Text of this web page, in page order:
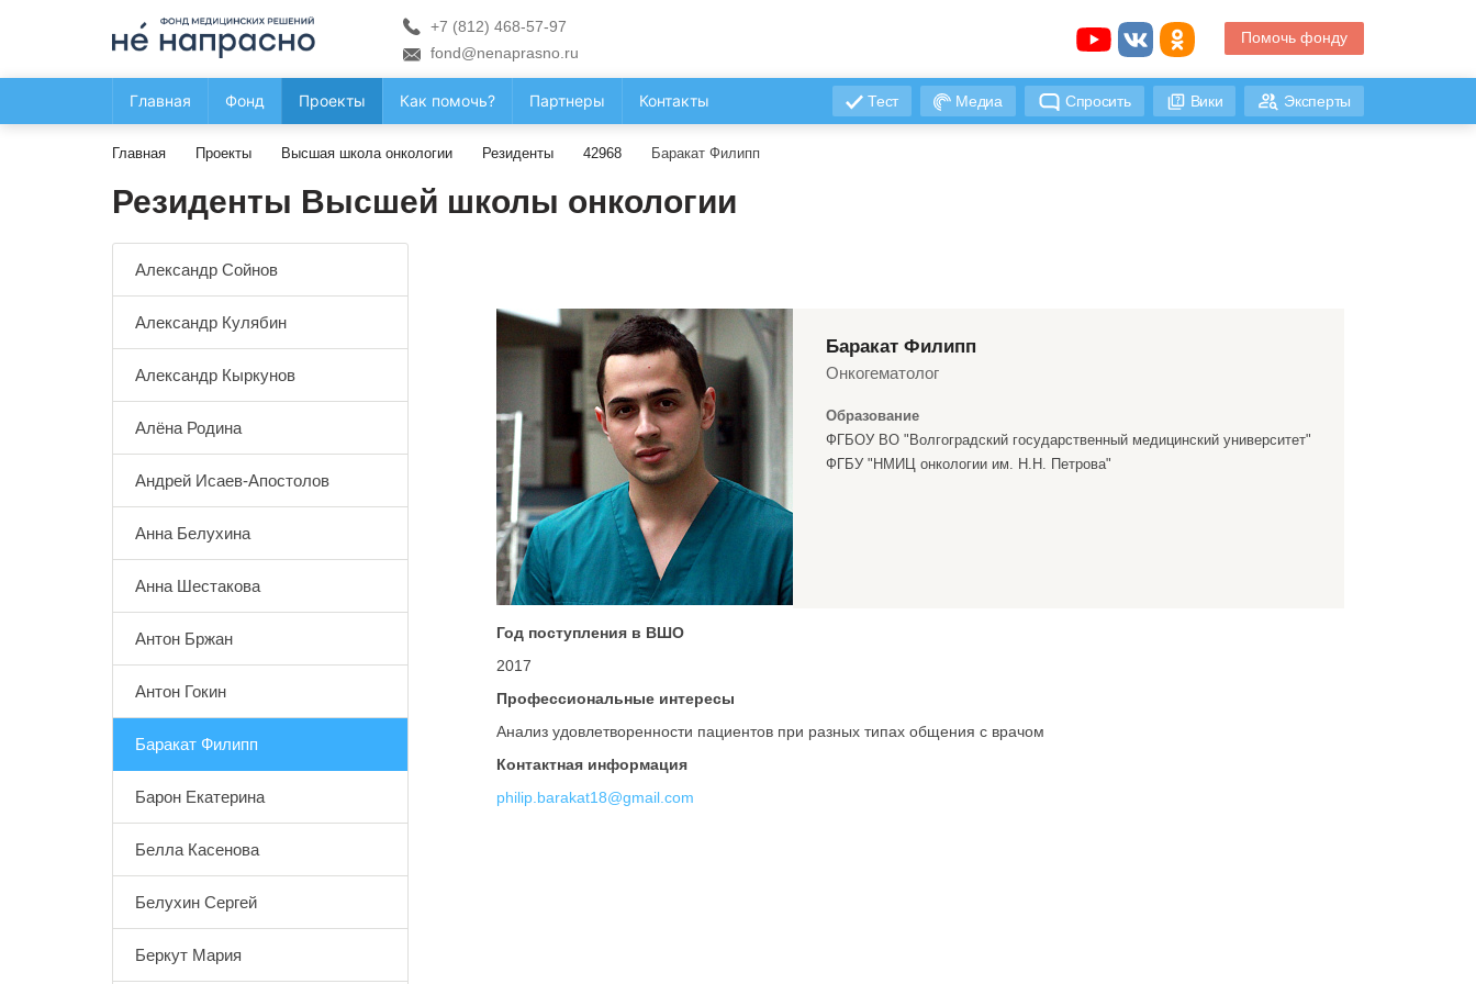
+7 (812) 468-57-97
fond@nenaprasno.ru
Помочь фонду
Главная Фонд Проекты Как помочь? Партнеры Контакты Тест Медиа Спросить Вики Эксперты
Главная Проекты Высшая школа онкологии Резиденты 42968 Баракат Филипп
Резиденты Высшей школы онкологии
Александр Сойнов
Александр Кулябин
Александр Кыркунов
Алёна Родина
Андрей Исаев-Апостолов
Анна Белухина
Анна Шестакова
Антон Бржан
Антон Гокин
Баракат Филипп
Барон Екатерина
Белла Касенова
Белухин Сергей
Беркут Мария
Баракат Филипп
Онкогематолог
Образование
ФГБОУ ВО "Волгоградский государственный медицинский университет"
ФГБУ "НМИЦ онкологии им. Н.Н. Петрова"
Год поступления в ВШО
2017
Профессиональные интересы
Анализ удовлетворенности пациентов при разных типах общения с врачом
Контактная информация
philip.barakat18@gmail.com